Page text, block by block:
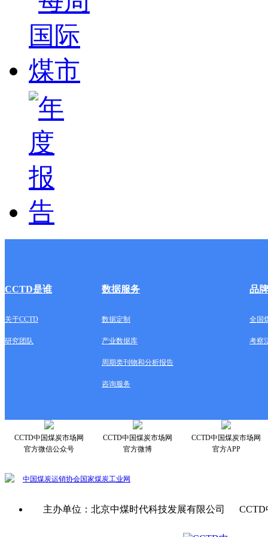
CCTD是谁 数据服务 品
关于CCTD 数据定制 全国
研究团队 产业数据库 考察
周期类刊物和分析报告
咨询服务
CCTD中国煤炭市场网
官方微信公众号
CCTD中国煤炭市场网
官方微博
CCTD中国煤炭市场网
官方APP
中国煤炭运销协会国家煤炭工业网
主办单位：北京中煤时代科技发展有限公司